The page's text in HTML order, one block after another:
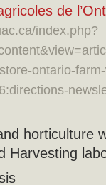
de
index.php?
ontario-
horticulture
Harvesting